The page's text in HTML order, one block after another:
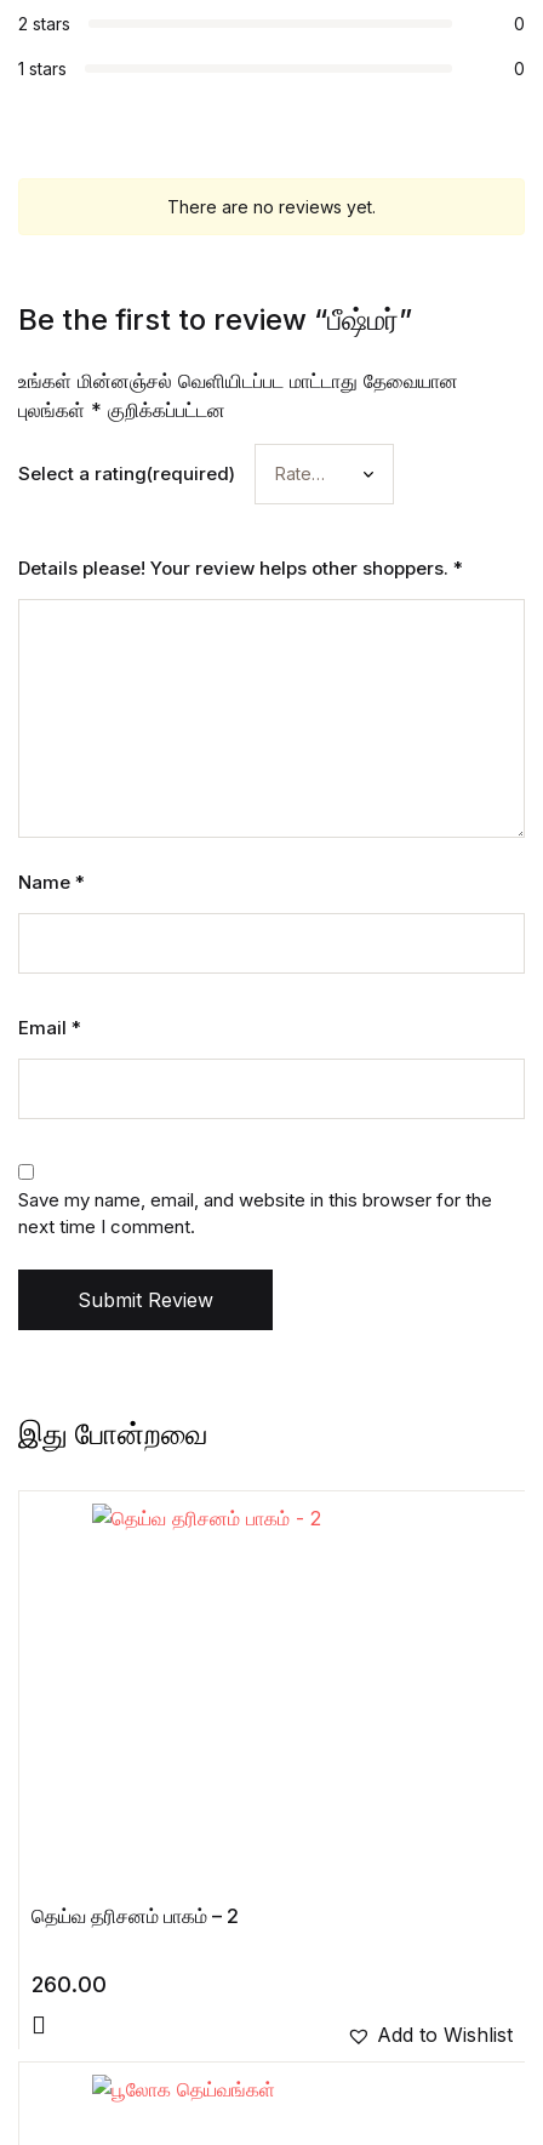
2 stars 0
1 stars 0
There are no reviews yet.
Be the first to review “பீஷ்மர்”
உங்கள் மின்னஞ்சல் வெளியிடப்பட மாட்டாது தேவையான
புலங்கள் * குறிக்கப்பட்டன
Select a rating(required)
Details please! Your review helps other shoppers. *
Name *
Email *
Save my name, email, and website in this browser for the
next time I comment.
Submit Review
இது போன்றவை
தெய்வ தரிசனம் பாகம் – 2
260.00
Add to Wishlist